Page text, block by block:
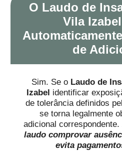
O Laudo de
Vila
de
Sim. Se o Laudo de
Izabel identificar
de tolerância definidos
se torna legalmente
adicional correspondente.
laudo comprovar
evita